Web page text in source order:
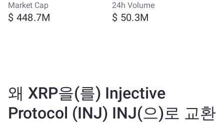
Market Cap
$ 448.7M
24h Volume
$ 50.3M
왜 XRP을(를) Injective
Protocol (INJ) INJ(으)로 교환